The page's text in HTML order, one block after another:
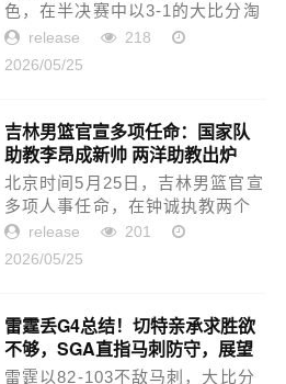
色，在半决赛中以3-1的大比分淘
汰了阵容强大的北京男篮。据媒
体透露，上海男篮管理层的高层
release
218
2026/05/25
吉林男篮官宣多项任命：国家队
助教李昂成新帅 两洋助教出炉
北京时间5月25日，吉林男篮官宣
多项人事任命，在钟诚执教两个
赛季下课后，由中国男篮助教李
昂担任主教练，由盖伊·穆雷、约
release
201
2026/05/25
雷霆丢G4总结！切特亲承求胜欲
不够，SGA直指马刺防守，展望
G5！
雷霆以82-103不敌马刺，大比分